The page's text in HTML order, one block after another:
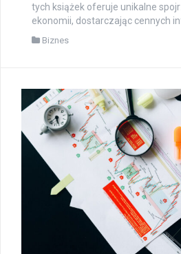
tych książek oferuje unikalne
ekonomii, dostarczając cennych
Biznes